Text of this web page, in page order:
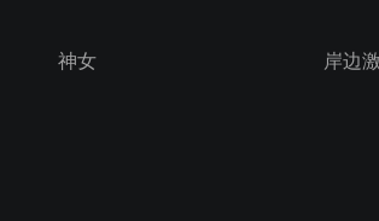
神女 岸边